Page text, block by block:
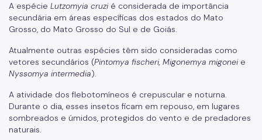
A espécie Lutzomyia cruzi é considerada de importância
secundária em áreas específicas dos estados do Mato
Grosso, do Mato Grosso do Sul e de Goiás.
Atualmente outras espécies têm sido consideradas como
vetores secundários (Pintomya fischeri, Migonemya migoneie
Nyssomya intermedia).
A atividade dos flebotomíneos é crepuscular e noturna.
Durante o dia, esses insetos ficam em repouso, em lugares
sombreados e úmidos, protegidos do vento e de predadores
naturais.